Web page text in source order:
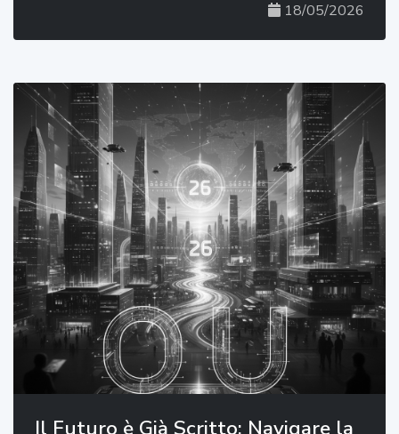
18/05/2026
Il Futuro è Già Scritto: Navigare la